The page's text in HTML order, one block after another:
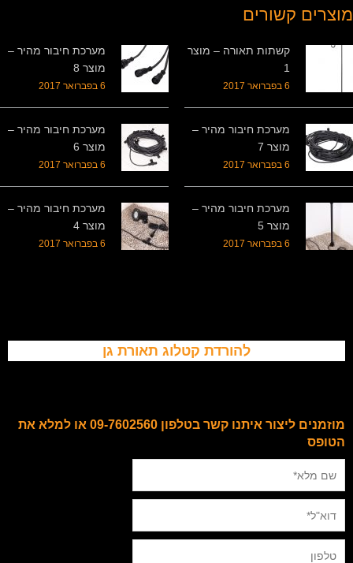
מוצרים קשורים
קשתות תאורה – מוצר
1
6 בפברואר 2017
מערכת חיבור מהיר –
מוצר 8
6 בפברואר 2017
מערכת חיבור מהיר –
מוצר 7
6 בפברואר 2017
מערכת חיבור מהיר –
מוצר 6
6 בפברואר 2017
מערכת חיבור מהיר –
מוצר 5
6 בפברואר 2017
מערכת חיבור מהיר –
מוצר 4
6 בפברואר 2017
להורדת קטלוג תאורת גן
מוזמנים ליצור איתנו קשר בטלפון 09-7602560 או למלא את
הטופס